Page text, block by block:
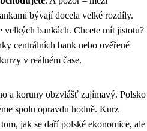
bývají docela velké rozdíly.
velkých bankách. Chcete mít jistotu?
centrálních bank nebo ověřené
v reálném čase.
a koruny obzvlášť zajímavý. Polsko
spolu opravdu hodně. Kurz
jak se daří polské ekonomice, ale